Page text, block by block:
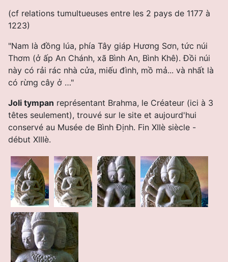
(cf relations tumultueuses entre les 2 pays de 1177 à
1223)
"Nam là đồng lúa, phía Tây giáp Hương Sơn, tức núi
Thơm (ở ấp An Chánh, xã Bình An, Bình Khê). Ðồi núi
này có rải rác nhà cửa, miếu đình, mồ mả... và nhất là
có rừng cây ở …"
Joli tympan représentant Brahma, le Créateur (ici à 3
têtes seulement), trouvé sur le site et aujourd'hui
conservé au Musée de Bình Ðịnh. Fin XIIè siècle -
début XIIIè.